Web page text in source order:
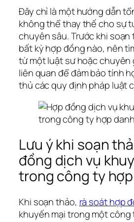
Đây chỉ là một hướng dẫn
không thể thay thế cho sự
chuyên sâu. Trước khi
bất kỳ hợp đồng nào, nên
từ một luật sư hoặc chuyên
liên quan để đảm bảo tính
thủ các quy định pháp luật
Lưu ý khi soạn
đồng dịch vụ
trong công ty
Khi soạn thảo, rà soát hợp
khuyến mại trong một công